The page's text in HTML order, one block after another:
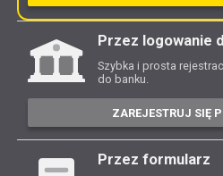
Przez logowanie
Szybka i prosta
do banku.
ZAREJESTRUJ SIĘ
Przez formularz